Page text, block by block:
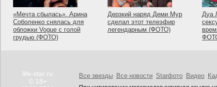
«Мечта сбылась». Арина
Соболенко снялась для
обложки Vogue с голой
грудью (ФОТО)
Дерзкий наряд Деми Мур
сделал этот телеэфир
легендарным (ФОТО)
Дуа
life-star.ru
© 18+
Все звезды Все новости Starфото Видео